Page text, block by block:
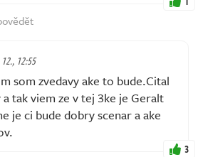
12:55
som zvedavy ake to bude.Cital
tak viem ze v tej 3ke je Geralt
je ci bude dobry scenar a ake
3